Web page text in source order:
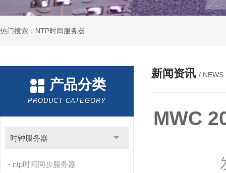
热门搜索：NTP时间服务器
产品分类
PRODUCT CATEGORY
时钟服务器
ntp时间同步服务器
新闻资讯 / NEWS
MWC